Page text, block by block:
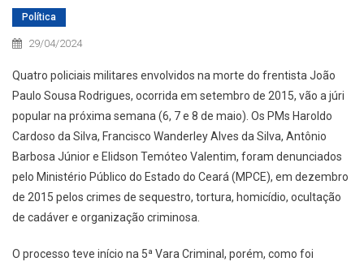
Política
29/04/2024
Quatro policiais militares envolvidos na morte do frentista João
Paulo Sousa Rodrigues, ocorrida em setembro de 2015, vão a júri
popular na próxima semana (6, 7 e 8 de maio). Os PMs Haroldo
Cardoso da Silva, Francisco Wanderley Alves da Silva, Antônio
Barbosa Júnior e Elidson Temóteo Valentim, foram denunciados
pelo Ministério Público do Estado do Ceará (MPCE), em dezembro
de 2015 pelos crimes de sequestro, tortura, homicídio, ocultação
de cadáver e organização criminosa.
O processo teve início na 5ª Vara Criminal, porém, como foi